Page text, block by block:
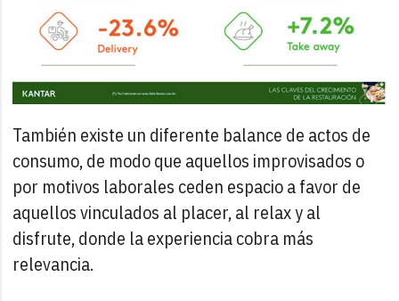
También existe un diferente balance de actos de
consumo, de modo que aquellos improvisados o
por motivos laborales ceden espacio a favor de
aquellos vinculados al placer, al relax y al
disfrute, donde la experiencia cobra más
relevancia.